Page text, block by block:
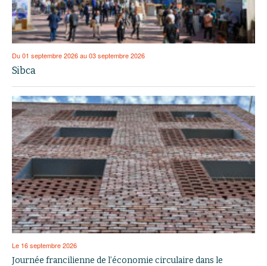
Du 01 septembre 2026 au 03 septembre 2026
Sibca
Le 16 septembre 2026
Journée francilienne de l’économie circulaire dans le